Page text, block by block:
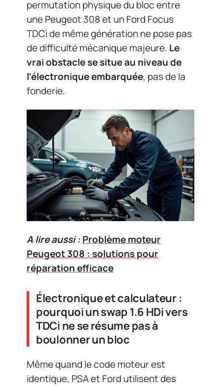
permutation physique du bloc entre
une Peugeot 308 et un Ford Focus
TDCi de même génération ne pose pas
de difficulté mécanique majeure. Le
vrai obstacle se situe au niveau de
l’électronique embarquée, pas de la
fonderie.
A lire aussi :Problème moteur
Peugeot 308 : solutions pour
réparation efficace
Électronique et calculateur :
pourquoi un swap 1.6 HDi vers
TDCi ne se résume pas à
boulonner un bloc
Même quand le code moteur est
identique, PSA et Ford utilisent des